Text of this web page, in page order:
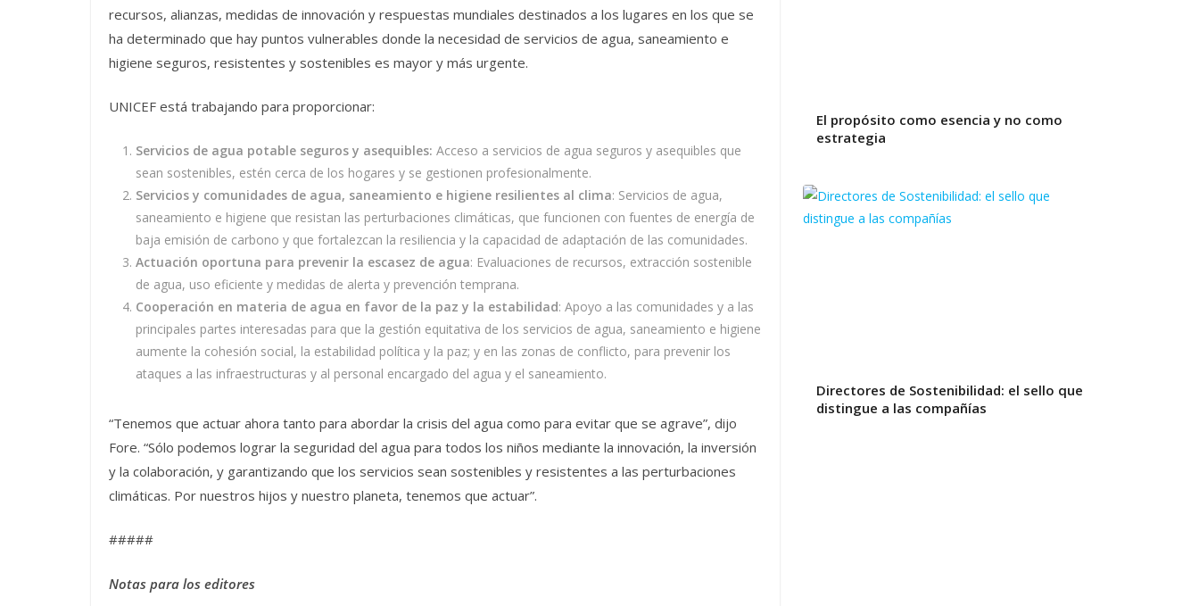
recursos, alianzas, medidas de innovación y respuestas mundiales destinados a los lugares en los que se
ha determinado que hay puntos vulnerables donde la necesidad de servicios de agua, saneamiento e
higiene seguros, resistentes y sostenibles es mayor y más urgente.
UNICEF está trabajando para proporcionar:
Servicios de agua potable seguros y asequibles: Acceso a servicios de agua seguros y asequibles que
sean sostenibles, estén cerca de los hogares y se gestionen profesionalmente.
Servicios y comunidades de agua, saneamiento e higiene resilientes al clima: Servicios de agua,
saneamiento e higiene que resistan las perturbaciones climáticas, que funcionen con fuentes de energía de
baja emisión de carbono y que fortalezcan la resiliencia y la capacidad de adaptación de las comunidades.
Actuación oportuna para prevenir la escasez de agua: Evaluaciones de recursos, extracción sostenible
de agua, uso eficiente y medidas de alerta y prevención temprana.
Cooperación en materia de agua en favor de la paz y la estabilidad: Apoyo a las comunidades y a las
principales partes interesadas para que la gestión equitativa de los servicios de agua, saneamiento e higiene
aumente la cohesión social, la estabilidad política y la paz; y en las zonas de conflicto, para prevenir los
ataques a las infraestructuras y al personal encargado del agua y el saneamiento.
“Tenemos que actuar ahora tanto para abordar la crisis del agua como para evitar que se agrave”, dijo
Fore. “Sólo podemos lograr la seguridad del agua para todos los niños mediante la innovación, la inversión
y la colaboración, y garantizando que los servicios sean sostenibles y resistentes a las perturbaciones
climáticas. Por nuestros hijos y nuestro planeta, tenemos que actuar”.
#####
Notas para los editores
El propósito como esencia y no como
estrategia
Directores de Sostenibilidad: el sello que
distingue a las compañías